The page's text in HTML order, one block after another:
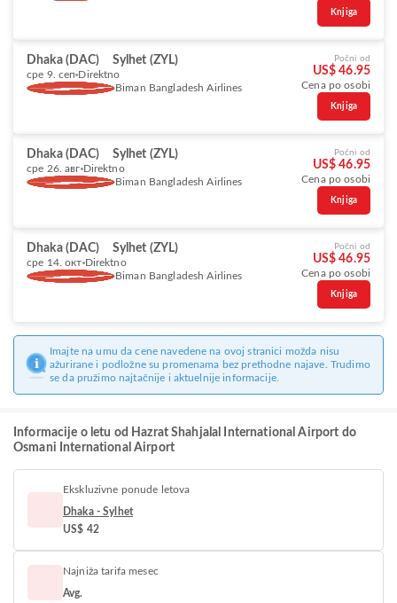
Knjiga
Dhaka (DAC) Sylhet (ZYL)
сре 9. сеп Direktno
Biman Bangladesh Airlines
Počni od
US$ 46.95
Cena po osobi
Knjiga
Dhaka (DAC) Sylhet (ZYL)
сре 26. авг Direktno
Biman Bangladesh Airlines
Počni od
US$ 46.95
Cena po osobi
Knjiga
Dhaka (DAC) Sylhet (ZYL)
сре 14. окт Direktno
Biman Bangladesh Airlines
Počni od
US$ 46.95
Cena po osobi
Knjiga
Imajte na umu da cene navedene na ovoj stranici možda nisu
ažurirane i podložne su promenama bez prethodne najave. Trudimo
se da pružimo najtačnije i aktuelnije informacije.
Informacije o letu od Hazrat Shahjalal International Airport do
Osmani International Airport
Ekskluzivne ponude letova
Dhaka - Sylhet
US$ 42
Najniža tarifa mesec
Avg.